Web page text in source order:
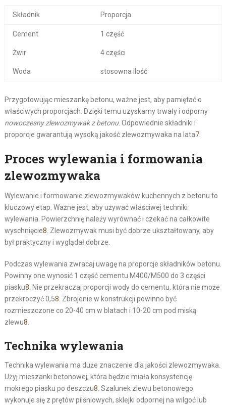
Składnik Proporcja
Cement 1 część
Żwir 4 części
Woda stosowna ilość
Przygotowując mieszankę betonu, ważne jest, aby pamiętać o
właściwych proporcjach. Dzięki temu uzyskamy trwały i odporny
nowoczesny zlewozmywak z betonu. Odpowiednie składniki i
proporcje gwarantują wysoką jakość zlewozmywaka na lata7.
Proces wylewania i formowania
zlewozmywaka
Wylewanie i formowanie zlewozmywaków kuchennych z betonu to
kluczowy etap. Ważne jest, aby używać właściwej techniki
wylewania. Powierzchnię należy wyrównać i czekać na całkowite
wyschnięcie8. Zlewozmywak musi być dobrze ukształtowany, aby
był praktyczny i wyglądał dobrze.
Podczas wylewania zwracaj uwagę na proporcje składników betonu.
Powinny one wynosić 1 część cementu M400/M500 do 3 części
piasku8. Nie przekraczaj proporcji wody do cementu, która nie może
przekroczyć 0,58. Zbrojenie w konstrukcji powinno być
rozmieszczone co 20-40 cm w blatach i 10-20 cm pod miską
zlewu8.
Technika wylewania
Technika wylewania ma duże znaczenie dla jakości zlewozmywaka.
Użyj mieszanki betonowej, która będzie miała konsystencję
mokrego piasku po deszczu8. Szalunek zlewu betonowego
wykonuje się z prętów pilśniowych, sklejki odpornej na wilgoć lub